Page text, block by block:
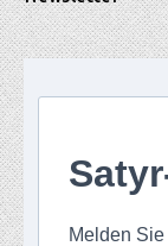
Melden